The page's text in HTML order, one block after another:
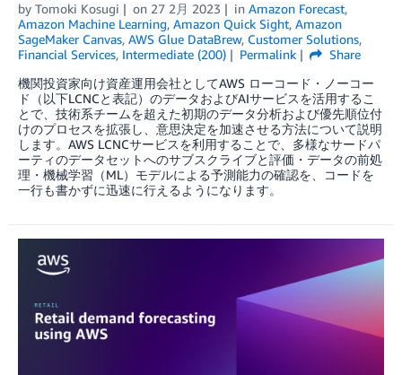
by Tomoki Kosugi on 27 2月 2023 in Amazon Forecast,
Amazon Machine Learning, Amazon Quick Sight, Amazon
SageMaker Canvas, AWS Glue DataBrew, Customer Solutions,
Financial Services, Intermediate (200) Permalink
Share
機関投資家向け資産運用会社としてAWS ローコード・ノーコー
ド（以下LCNCと表記）のデータおよびAIサービスを活用するこ
とで、技術系チームを超えた初期のデータ分析および優先順位付
けのプロセスを拡張し、意思決定を加速させる方法について説明
します。AWS LCNCサービスを利用することで、多様なサードパ
ーティのデータセットへのサブスクライブと評価・データの前処
理・機械学習（ML）モデルによる予測能力の確認を、コードを
一行も書かずに迅速に行えるようになります。